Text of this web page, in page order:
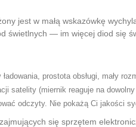
jest w małą wskazówkę
świetlnych — im więcej diod się
prostota obsługi, mały
satelity (miernik reaguje na
odczyty. Nie pokażą Ci jakości
się sprzętem